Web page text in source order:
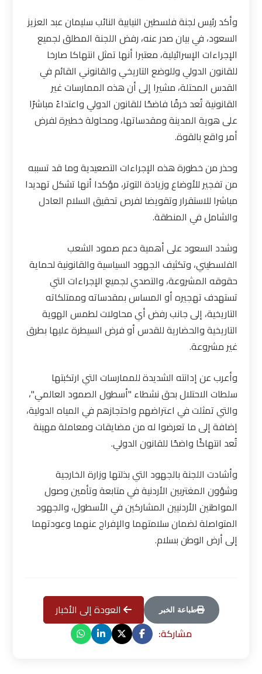
وأكد رئيس لجنة فلسطين النيابية النائب سليمان عبد العزيز
السعود، في بيان صدر عنه، رفض اللجنة المطلق لجميع
الإجراءات الإسرائيلية، معتبرا أنها تمثل انتهاكا صارخا
للقانون الدولي وللوضع التاريخي والقانوني القائم في
القدس المحتلة، مشيرا إلى أن هذه الممارسات غير
القانونية تُعد خرقًا فاضحًا للقانون الدولي واعتداءً مباشرًا
على هوية المدينة ومقدساتها، ومحاولة خطيرة لفرض
أمر واقع بالقوة.
وحذر من خطورة هذه الإجراءات التصعيدية وما قد تسببه
من تفجير للأوضاع وزيادة التوتر، مؤكدا أنها تشكل تهديدا
مباشرا للاستقرار وتقويضا لفرص تحقيق السلام العادل
والشامل في المنطقة.
وشدد السعود على أهمية دعم صمود الشعب
الفلسطيني، وتكثيف الجهود السياسية والقانونية لحماية
حقوقه المشروعة، والتصدي لجميع الإجراءات التي
تستهدف تهجيره أو المساس بمقدساته وممتلكاته
التاريخية، إلى جانب رفض أي محاولات لطمس الهوية
التاريخية والحضارية للقدس أو فرض السيطرة عليها بطرق
غير مشروعة.
وأعرب عن إدانته الشديدة للممارسات التي ارتكبتها
سلطات الاحتلال بحق نشطاء "أسطول الصمود العالمي"،
والتي تمثلت في اعتراضهم واحتجازهم في المياه الدولية،
إضافة إلى ما تعرضوا له من مضايقات ومعاملة مهينة
تُعد انتهاكًا واضحًا للقانون الدولي.
وأشادت اللجنة بالجهود التي بذلتها وزارة الخارجية
وشؤون المغتربين الأردنية في متابعة وتأمين وصول
المواطنين الأردنيين المشاركين في الأسطول، والجهود
المتواصلة لضمان سلامتهما والإفراج عنهما وعودتهما
إلى أرض الوطن بسلام.
العودة إلى الأخبار طباعة الخبر
مشاركة: